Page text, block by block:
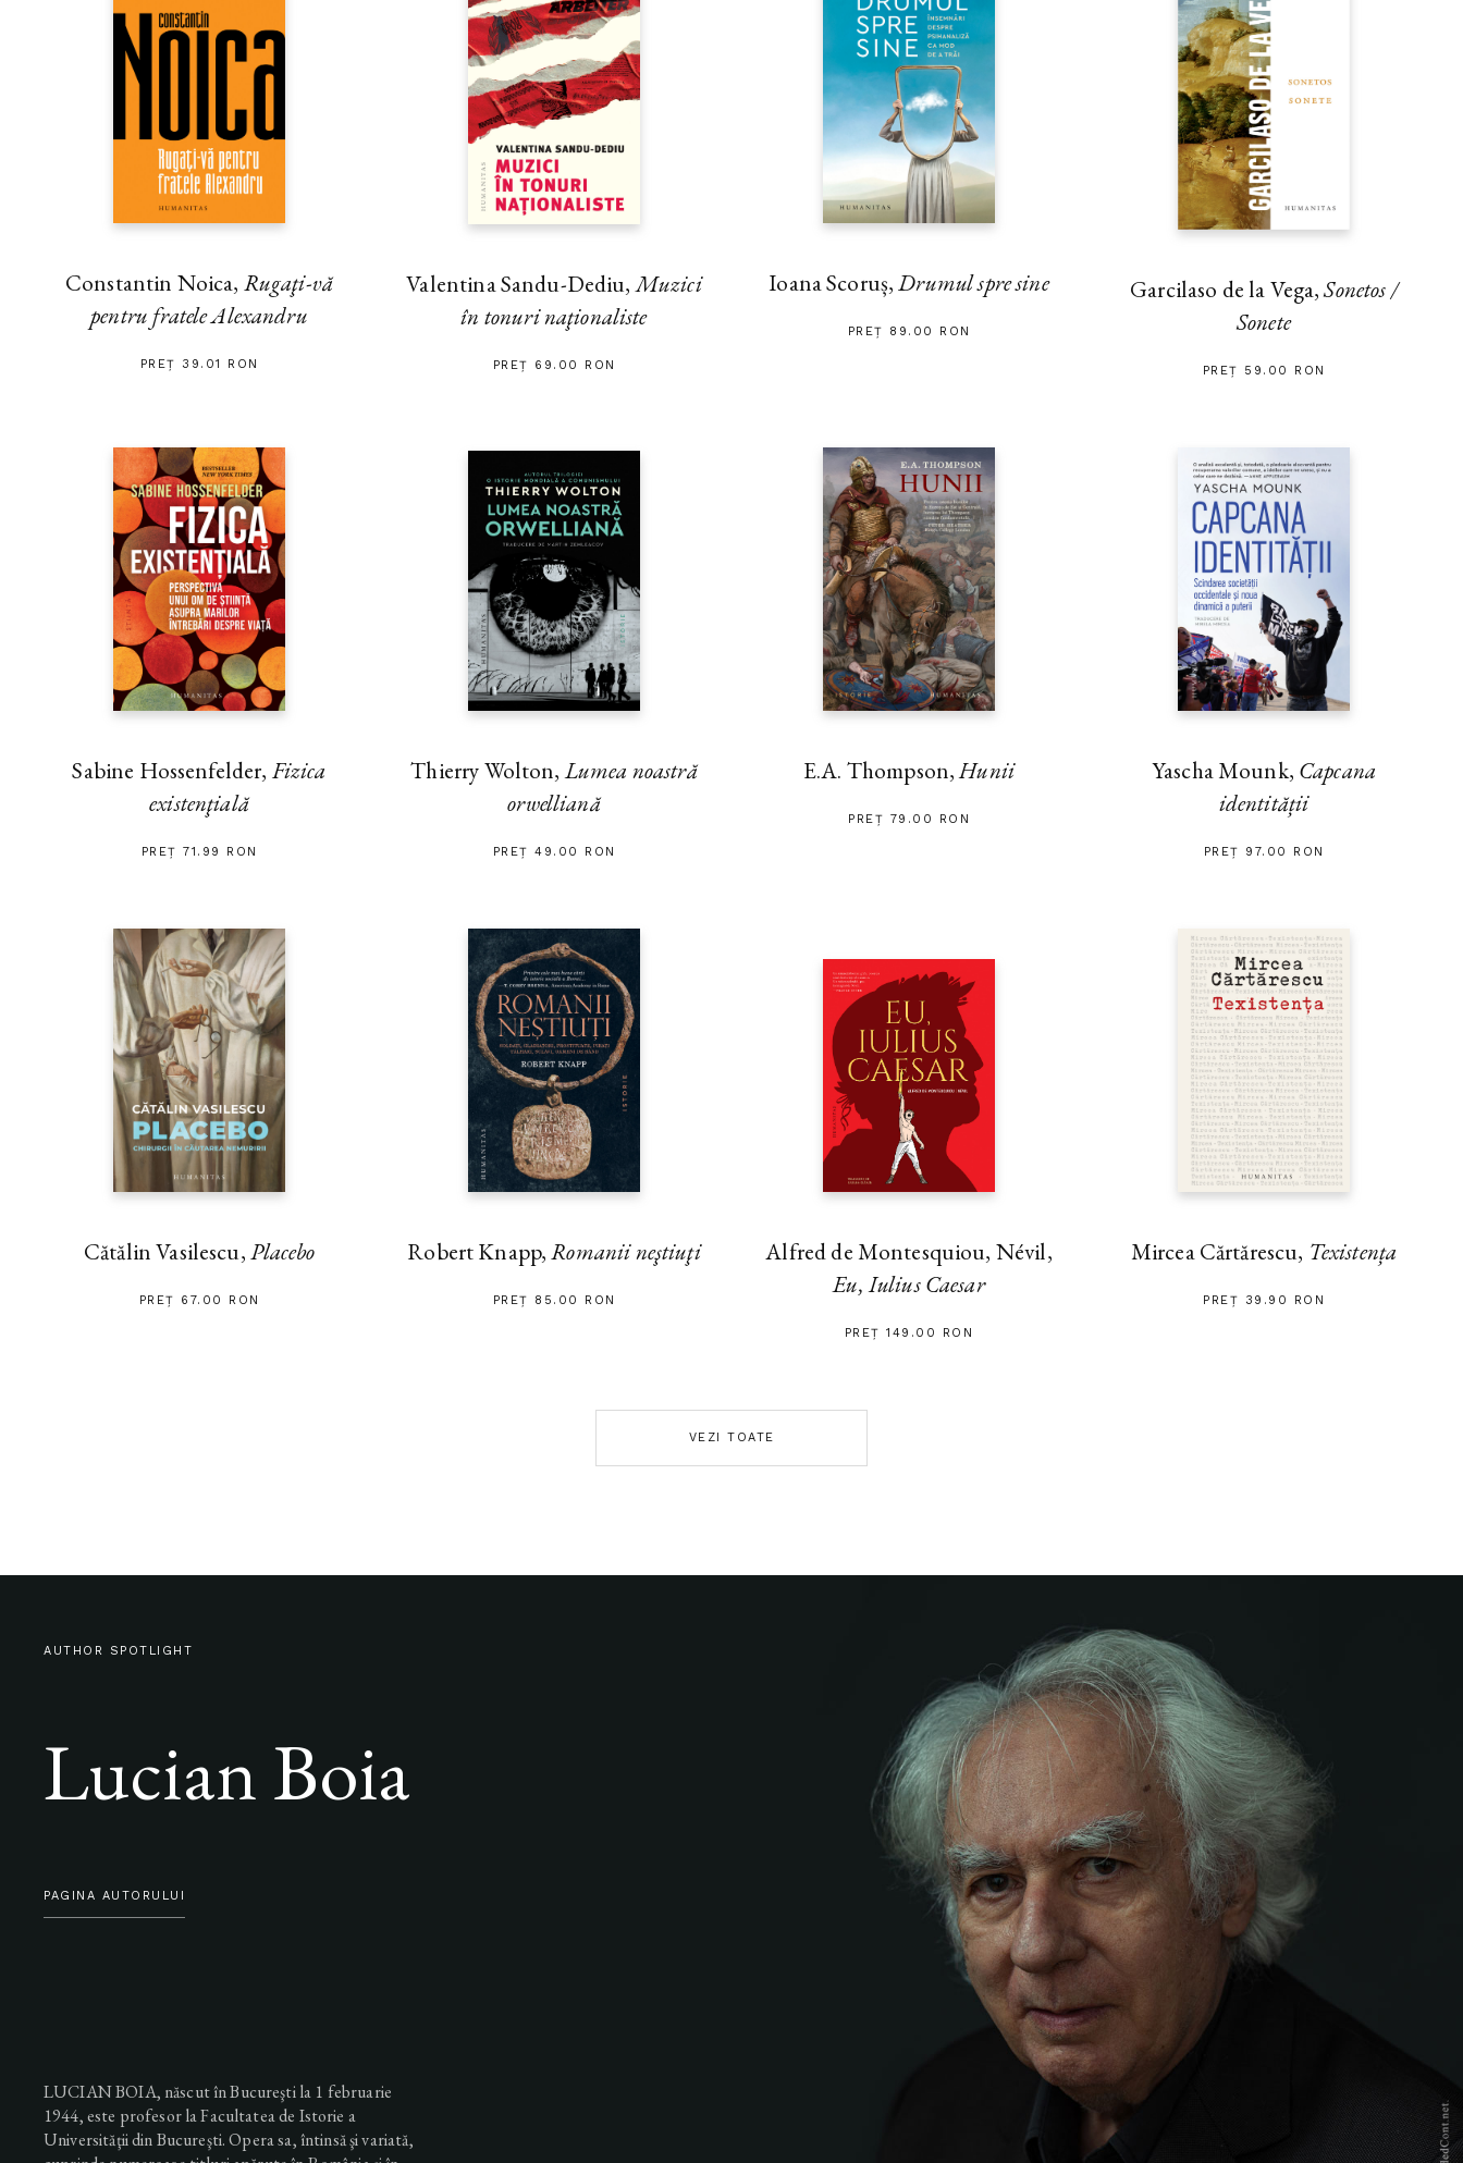
Constantin Noica, Rugaţi-vă
pentru fratele Alexandru
PREȚ 39.01 RON
Valentina Sandu-Dediu,Muzici
în tonuri naţionaliste
PREȚ 69.00 RON
Ioana Scoruș,Drumul spre sine
PREȚ 89.00 RON
Garcilaso de la Vega,Sonetos /
Sonete
PREȚ 59.00 RON
Sabine Hossenfelder, Fizica
existenţială
PREȚ 71.99 RON
Thierry Wolton,Lumea noastră
orwelliană
PREȚ 49.00 RON
E.A. Thompson,Hunii
PREȚ 79.00 RON
Yascha Mounk, Capcana
identității
PREȚ 97.00 RON
Cătălin Vasilescu,Placebo
PREȚ 67.00 RON
Robert Knapp,Romanii neştiuţi
PREȚ 85.00 RON
Alfred de Montesquiou, Névil,
Eu, Iulius Caesar
PREȚ 149.00 RON
Mircea Cărtărescu, Texistența
PREȚ 39.90 RON
VEZI TOATE
AUTHOR SPOTLIGHT
Lucian Boia
PAGINA AUTORULUI
LUCIAN BOIA, născut în Bucureşti la 1 februarie
1944, este profesor la Facultatea de Istorie a
Universităţii din Bucureşti. Opera sa, întinsă şi variată,